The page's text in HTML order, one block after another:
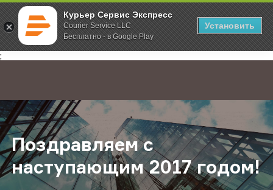
Курьер Сервис Экспресс
Courier Service LLC
Бесплатно - в Google Play
Установить
;
Главная О компании Новости Поздравляем с наступающим
Поздравляем с
наступающим 2017 годом!